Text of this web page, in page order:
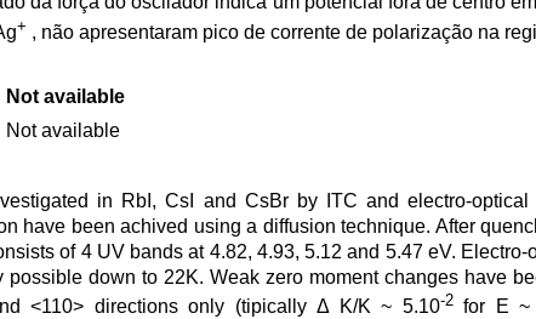
+ , não apresentaram pico de corrente de polarização na
Not available
Not available
in RbI, CsI and CsBr by ITC and electro-
have been achived using a diffusion technique. After
of 4 UV bands at 4.82, 4.93, 5.12 and 5.47 eV.
down to 22K. Weak zero moment changes have
<110> directions only (tipically Δ K/K ~ 5.10-2for E ~